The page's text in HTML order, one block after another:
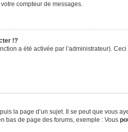
compteur de messages.
!?
a été activée par l’administrateur).
la page d’un sujet. Il se peut que vous
bas de page des forums, exemple : Vous